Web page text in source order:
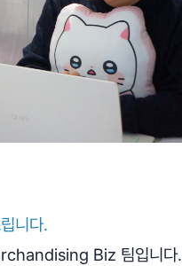
니다.
Biz 팀입니다.